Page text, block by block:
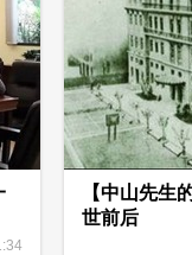
【中山先生
世前后